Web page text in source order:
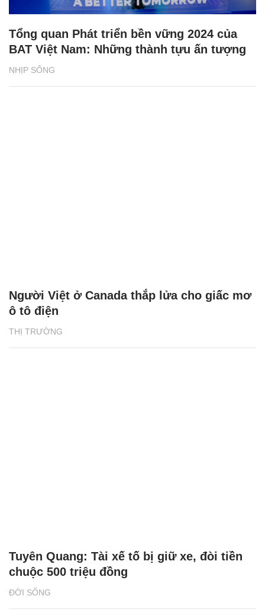
NHỊP SỐNG
Tổng quan Phát triển bền vững 2024 của
BAT Việt Nam: Những thành tựu ấn tượng
THỊ TRƯỜNG
Người Việt ở Canada thắp lửa cho giấc mơ
ô tô điện
ĐỜI SỐNG
Tuyên Quang: Tài xế tố bị giữ xe, đòi tiền
chuộc 500 triệu đồng